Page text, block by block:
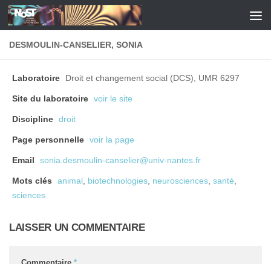
Skip to content
DESMOULIN-CANSELIER, SONIA
Laboratoire Droit et changement social (DCS), UMR 6297
Site du laboratoire voir le site
Discipline droit
Page personnelle voir la page
Email sonia.desmoulin-canselier@univ-nantes.fr
Mots clés animal , biotechnologies, neurosciences, santé,
sciences
LAISSER UN COMMENTAIRE